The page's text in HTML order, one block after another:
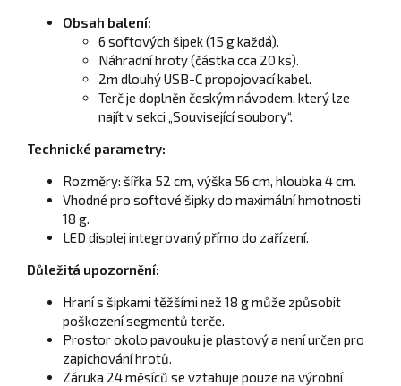
Obsah balení:
6 softových šipek (15 g každá).
Náhradní hroty (částka cca 20 ks).
2m dlouhý USB-C propojovací kabel.
Terč je doplněn českým návodem, který lze
najít v sekci „Související soubory“.
Technické parametry:
Rozměry: šířka 52 cm, výška 56 cm, hloubka 4 cm.
Vhodné pro softové šipky do maximální hmotnosti
18 g.
LED displej integrovaný přímo do zařízení.
Důležitá upozornění:
Hraní s šipkami těžšími než 18 g může způsobit
poškození segmentů terče.
Prostor okolo pavouku je plastový a není určen pro
zapichování hrotů.
Záruka 24 měsíců se vztahuje pouze na výrobní